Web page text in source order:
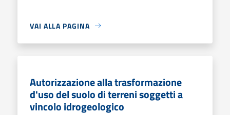
VAI ALLA PAGINA
Autorizzazione alla trasformazione
d'uso del suolo di terreni soggetti a
vincolo idrogeologico